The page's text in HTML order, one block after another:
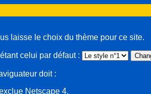
laisse le choix du thème pour ce site.
celui par défaut :
doit :
Netscape 4.